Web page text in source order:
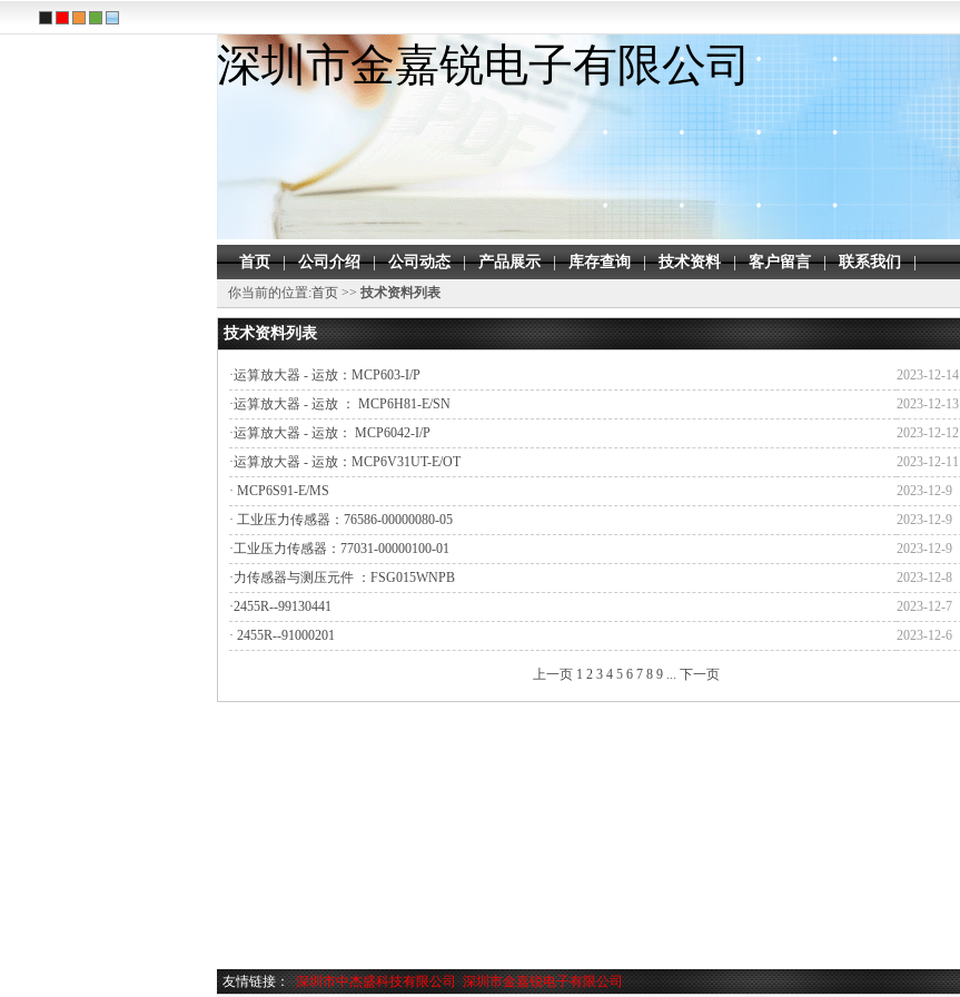
深圳市金嘉锐电子有限公司
首页|公司介绍|公司动态|产品展示|库存查询|技术资料|客户留言|联系我们|
你当前的位置:首页>> 技术资料列表
技术资料列表
·运算放大器 - 运放：MCP603-I/P
2023-12-14
·运算放大器 - 运放 ： MCP6H81-E/SN
2023-12-13
·运算放大器 - 运放： MCP6042-I/P
2023-12-12
·运算放大器 - 运放：MCP6V31UT-E/OT
2023-12-11
· MCP6S91-E/MS
2023-12-9
· 工业压力传感器：76586-00000080-05
2023-12-9
·工业压力传感器：77031-00000100-01
2023-12-9
·力传感器与测压元件 ：FSG015WNPB
2023-12-8
·2455R--99130441
2023-12-7
· 2455R--91000201 2023-12-6
上一页 1 2 3 4 5 6 7 8 9... 下一页
友情链接： 深圳市中杰盛科技有限公司 深圳市金嘉锐电子有限公司